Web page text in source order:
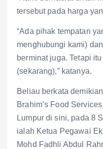
tersebut pada harga
“Ada pihak tempatan
menghubungi kami)
berminat juga. Tetapi
(sekarang),” katanya.
Beliau berkata
Brahim’s Food
Lumpur di sini, pada 8
ialah Ketua Pegawai
Mohd Fadhli Abdul